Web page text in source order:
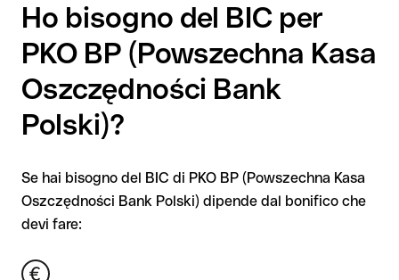
Ho bisogno del BIC per
PKO BP (Powszechna Kasa
Oszczędności Bank
Polski)?
Se hai bisogno del BIC di PKO BP (Powszechna Kasa
Oszczędności Bank Polski) dipende dal bonifico che
devi fare: